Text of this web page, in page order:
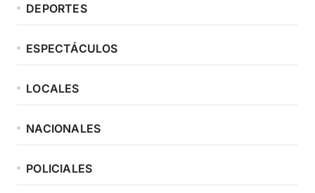
DEPORTES
ESPECTÁCULOS
LOCALES
NACIONALES
POLICIALES